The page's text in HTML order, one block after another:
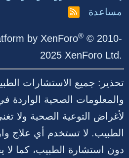
مساعدة
R
by XenForo® © 2010-
2025 XenForo Ltd.
تحذير: جميع الاستشارات
والمعلومات الصحية
لأغراض التوعية الصحية ولا
الطبيب. لا تستخدم أي علاج
دون استشارة الطبيب، كما لا